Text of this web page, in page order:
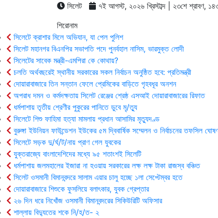
সিলেট
৭ই আগস্ট, ২০২৬ খ্রিস্টাব্দ | ২৩শে শ্রাবণ,
শিরোনাম
সিলেটে ক্রাশার মিলে অভিযান, যা পেল পুলিশ
সিলেট মহানগর বিএনপির সভাপতি পদে পুনর্বহাল নাসিম, ভারমুক্ত লোদী
সিলেটের সাবেক মন্ত্রী-এমপিরা কে কোথায়?
চলতি অর্থবছরেই স্থানীয় সরকারের সকল নির্বাচন অনুষ্ঠিত হবে: প্রতিমন্ত্রী
দোয়ারাবাজারে তিন সন্তান ফেলে প্রেমিকের বাড়িতে গৃহবধূর অনশন
অপরাধ দমন ও কর্মদক্ষতায় সিলেট রেঞ্জের শ্রেষ্ঠ এসআই দোয়ারাবাজারের রিফাত
ধর্মপাশায় তৃতীয় শ্রেণীর পুকুরের পানিতে ডুবে মৃ/ত্যু
সিলেটে শিশু ফাহিমা হত্যা মামলায় প্রধান আসামির মৃত্যুদণ্ড
বুরুঙ্গা ইউনিয়ন ফাউন্ডেশন ইউকের ৫ম দ্বিবার্ষিক সম্মেলন ও নির্বাচনের তফসিল
সিলেটে সড়ক দু/র্ঘ/ট/নায় প্রাণ গেল যুবকের
যুক্তরাজ্যে বাংলাদেশিদের মধ্যে ৯৫ শতাংশই সিলেটি
ধর্মপাশায় জলমহালের ইজারা না হওয়ায় সরকারের লক্ষ লক্ষ টাকা রাজস্ব বঞ্চিত
সিলেট ওসমানী বিমানবন্দরে সালাম এয়ার চালু হচ্ছে ১লা সেপ্টেম্বর হতে
দোয়ারাবাজারে শিশুকে ফুসলিয়ে বলাৎকার, যুবক গ্রেপ্তার
২৬ দিন ধরে নিখোঁজ ওসমানী বিমানবন্দরের সিকিউরিটি অফিসার
শাল্লায় বিদ্যুতের শকে নি/হ/ত- ২